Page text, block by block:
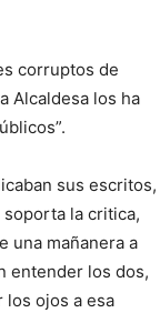
corruptos de
Alcaldesa los ha
sus escritos,
la critica,
una mañanera a
entender los dos,
los ojos a esa